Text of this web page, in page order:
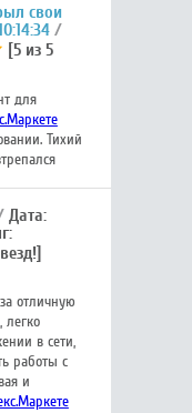
свои
[5 из 5
для
Тихий
Дата:
отличную
легко
в сети,
работы с
и